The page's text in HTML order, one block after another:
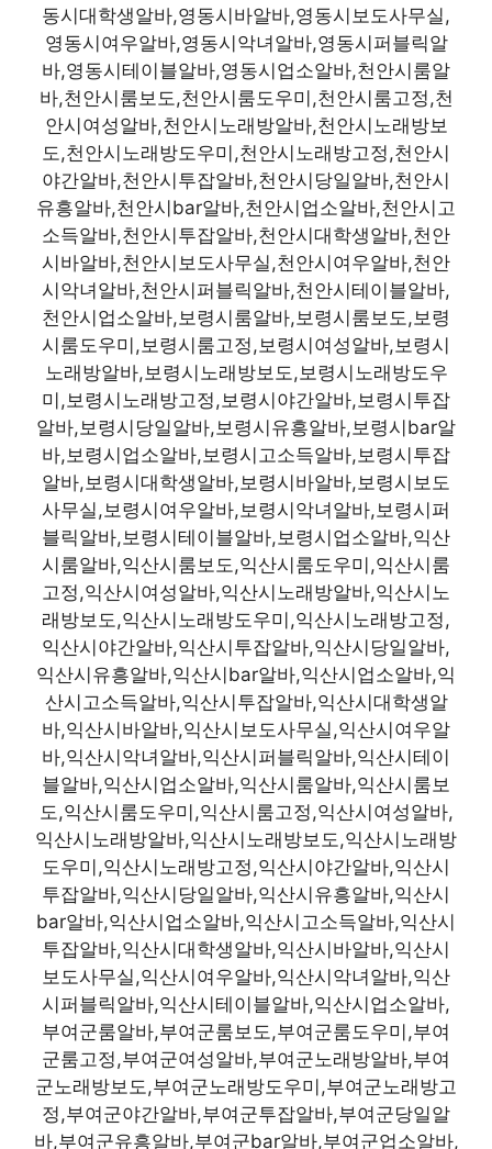
동시대학생알바,영동시바알바,영동시보도사무실,
영동시여우알바,영동시악녀알바,영동시퍼블릭알
바,영동시테이블알바,영동시업소알바,천안시룸알
바,천안시룸보도,천안시룸도우미,천안시룸고정,천
안시여성알바,천안시노래방알바,천안시노래방보
도,천안시노래방도우미,천안시노래방고정,천안시
야간알바,천안시투잡알바,천안시당일알바,천안시
유흥알바,천안시bar알바,천안시업소알바,천안시고
소득알바,천안시투잡알바,천안시대학생알바,천안
시바알바,천안시보도사무실,천안시여우알바,천안
시악녀알바,천안시퍼블릭알바,천안시테이블알바,
천안시업소알바,보령시룸알바,보령시룸보도,보령
시룸도우미,보령시룸고정,보령시여성알바,보령시
노래방알바,보령시노래방보도,보령시노래방도우
미,보령시노래방고정,보령시야간알바,보령시투잡
알바,보령시당일알바,보령시유흥알바,보령시bar알
바,보령시업소알바,보령시고소득알바,보령시투잡
알바,보령시대학생알바,보령시바알바,보령시보도
사무실,보령시여우알바,보령시악녀알바,보령시퍼
블릭알바,보령시테이블알바,보령시업소알바,익산
시룸알바,익산시룸보도,익산시룸도우미,익산시룸
고정,익산시여성알바,익산시노래방알바,익산시노
래방보도,익산시노래방도우미,익산시노래방고정,
익산시야간알바,익산시투잡알바,익산시당일알바,
익산시유흥알바,익산시bar알바,익산시업소알바,익
산시고소득알바,익산시투잡알바,익산시대학생알
바,익산시바알바,익산시보도사무실,익산시여우알
바,익산시악녀알바,익산시퍼블릭알바,익산시테이
블알바,익산시업소알바,익산시룸알바,익산시룸보
도,익산시룸도우미,익산시룸고정,익산시여성알바,
익산시노래방알바,익산시노래방보도,익산시노래방
도우미,익산시노래방고정,익산시야간알바,익산시
투잡알바,익산시당일알바,익산시유흥알바,익산시
bar알바,익산시업소알바,익산시고소득알바,익산시
투잡알바,익산시대학생알바,익산시바알바,익산시
보도사무실,익산시여우알바,익산시악녀알바,익산
시퍼블릭알바,익산시테이블알바,익산시업소알바,
부여군룸알바,부여군룸보도,부여군룸도우미,부여
군룸고정,부여군여성알바,부여군노래방알바,부여
군노래방보도,부여군노래방도우미,부여군노래방고
정,부여군야간알바,부여군투잡알바,부여군당일알
바,부여군유흥알바,부여군bar알바,부여군업소알바,